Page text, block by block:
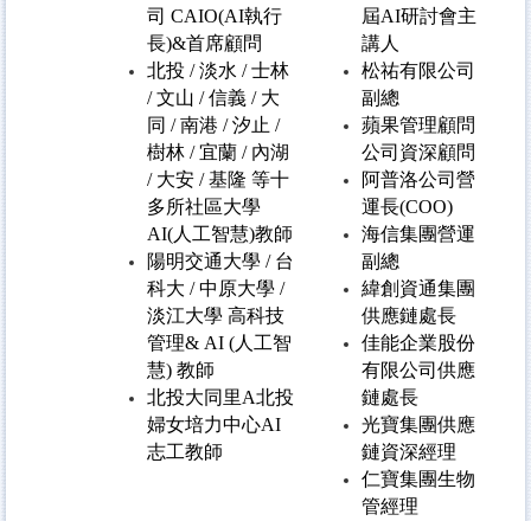
司 CAIO(AI執行
長)&首席顧問
北投 / 淡水 / 士林
/ 文山 / 信義 / 大
同 / 南港 / 汐止 /
樹林 / 宜蘭 / 內湖
/ 大安 / 基隆 等十
多所社區大學
AI(人工智慧)教師
陽明交通大學 / 台
科大 / 中原大學 /
淡江大學 高科技
管理& AI (人工智
慧) 教師
北投大同里A北投
婦女培力中心AI
志工教師
屆AI研討會主
講人
松祐有限公司
副總
蘋果管理顧問
公司資深顧問
阿普洛公司營
運長(COO)
海信集團營運
副總
緯創資通集團
供應鏈處長
佳能企業股份
有限公司供應
鏈處長
光寶集團供應
鏈資深經理
仁寶集團生物
管經理